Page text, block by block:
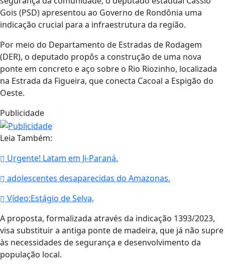
Gois (PSD) apresentou ao Governo de Rondônia uma
indicação crucial para a infraestrutura da região.
Por meio do Departamento de Estradas de Rodagem
(DER), o deputado propôs a construção de uma nova
ponte em concreto e aço sobre o Rio Riozinho, localizada
na Estrada da Figueira, que conecta Cacoal a Espigão do
Oeste.
Publicidade
Leia Também:
Urgente! Latam em Ji-Paraná.
adolescentes desaparecidas do Amazonas.
Vídeo:Estágio de Selva,
A proposta, formalizada através da indicação 1393/2023,
visa substituir a antiga ponte de madeira, que já não supre
às necessidades de segurança e desenvolvimento da
população local.